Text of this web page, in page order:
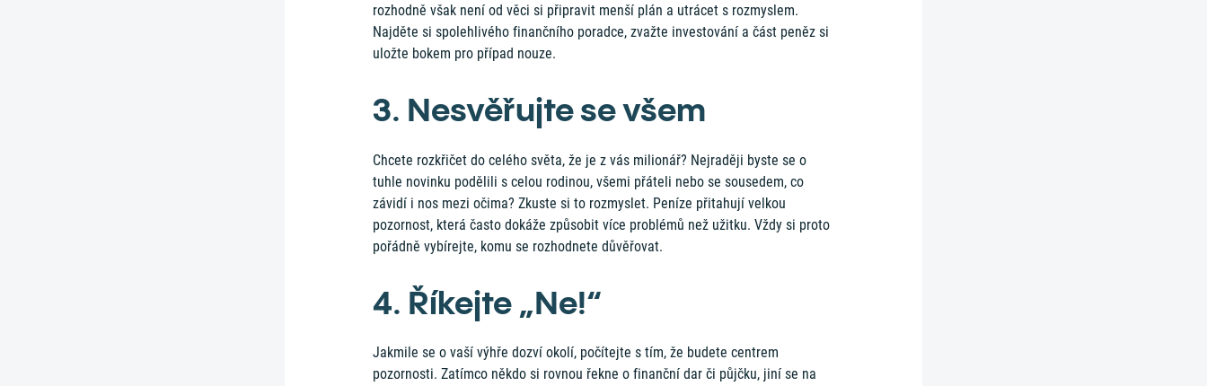
rozhodně však není od věci si připravit menší plán a utrácet s rozmyslem.
Najděte si spolehlivého finančního poradce, zvažte investování a část peněz si
uložte bokem pro případ nouze.
3. Nesvěřujte se všem
Chcete rozkřičet do celého světa, že je z vás milionář? Nejraději byste se o
tuhle novinku podělili s celou rodinou, všemi přáteli nebo se sousedem, co
závidí i nos mezi očima? Zkuste si to rozmyslet. Peníze přitahují velkou
pozornost, která často dokáže způsobit více problémů než užitku. Vždy si proto
pořádně vybírejte, komu se rozhodnete důvěřovat.
4. Říkejte „Ne!“
Jakmile se o vaší výhře dozví okolí, počítejte s tím, že budete centrem
pozornosti. Zatímco někdo si rovnou řekne o finanční dar či půjčku, jiní se na